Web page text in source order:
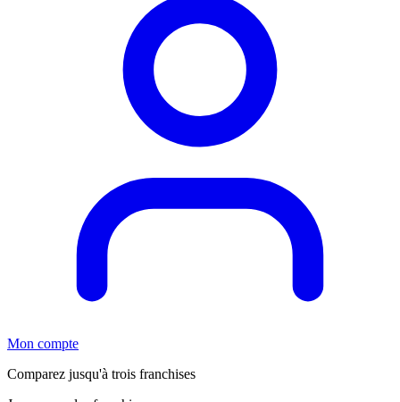
Mon compte
Comparez jusqu'à trois franchises